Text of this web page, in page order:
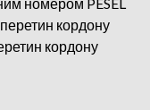
кордону
кордону